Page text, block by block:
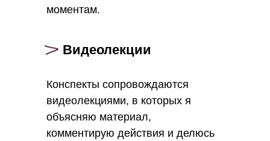
моментам.
Видеолекции
Конспекты сопровождаются
видеолекциями, в которых я
объясняю материал,
комментирую действия и делюсь